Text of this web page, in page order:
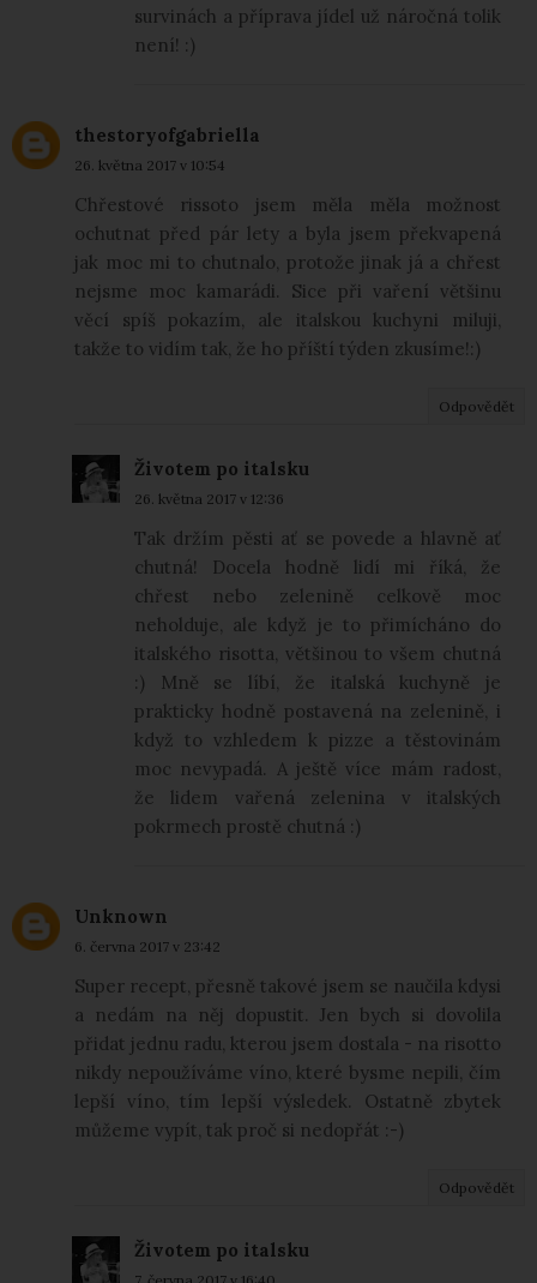
survinách a příprava jídel už náročná tolik
není! :)
thestoryofgabriella
26. května 2017 v 10:54
Chřestové rissoto jsem měla měla možnost
ochutnat před pár lety a byla jsem překvapená
jak moc mi to chutnalo, protože jinak já a chřest
nejsme moc kamarádi. Sice při vaření většinu
věcí spíš pokazím, ale italskou kuchyni miluji,
takže to vidím tak, že ho příští týden zkusíme!:)
Odpovědět
Životem po italsku
26. května 2017 v 12:36
Tak držím pěsti ať se povede a hlavně ať
chutná! Docela hodně lidí mi říká, že
chřest nebo zelenině celkově moc
neholduje, ale když je to přimícháno do
italského risotta, většinou to všem chutná
:) Mně se líbí, že italská kuchyně je
prakticky hodně postavená na zelenině, i
když to vzhledem k pizze a těstovinám
moc nevypadá. A ještě více mám radost,
že lidem vařená zelenina v italských
pokrmech prostě chutná :)
Unknown
6. června 2017 v 23:42
Super recept, přesně takové jsem se naučila kdysi
a nedám na něj dopustit. Jen bych si dovolila
přidat jednu radu, kterou jsem dostala - na risotto
nikdy nepoužíváme víno, které bysme nepili, čím
lepší víno, tím lepší výsledek. Ostatně zbytek
můžeme vypít, tak proč si nedopřát :-)
Odpovědět
Životem po italsku